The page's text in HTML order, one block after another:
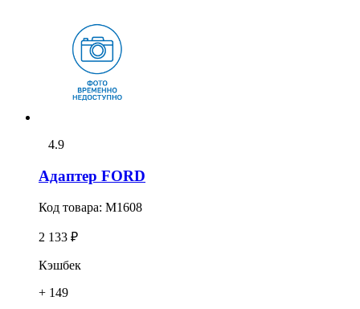
4.9
Адаптер FORD
Код товара: M1608
2 133 ₽
Кэшбек
+ 149